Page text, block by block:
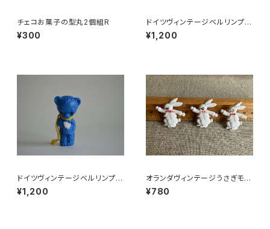
チェコお菓子の型丸2個組R
¥300
ドイツヴィンテージベルリンプラ
ベア赤A5
¥1,200
ドイツヴィンテージベルリンプラ
ベア青76
¥1,200
オランダヴィンテージうさぎモチ
ーフプラパーツ30個セットNo6
4
¥780